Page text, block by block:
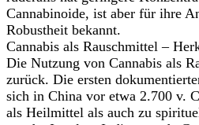
Cannabinoide, ist aber für ihre
Robustheit bekannt.
Cannabis als Rauschmittel –
Die Nutzung von Cannabis als
zurück. Die ersten
sich in China vor etwa 2.700 v.
als Heilmittel als auch zu